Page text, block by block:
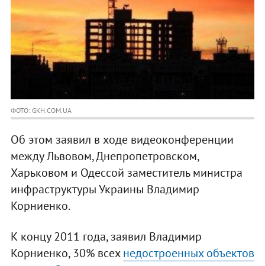
ФОТО: GKH.COM.UA
Об этом заявил в ходе видеоконференции
между Львовом, Днепропетровском,
Харьковом и Одессой заместитель министра
инфраструктуры Украины Владимир
Корниенко.
К концу 2011 года, заявил Владимир
Корниенко, 30% всехнедостроенных объектов